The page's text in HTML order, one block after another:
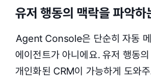
유저 행동의 맥락을 파악
Agent Console은 단순히 자동
에이전트가 아니에요. 유저 행동
개인화된 CRM이 가능하게 도와